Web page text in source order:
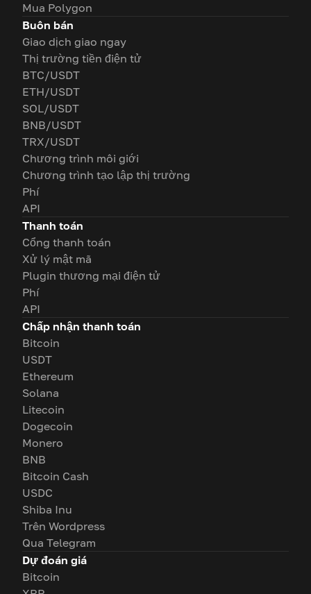
Mua Polygon
Buôn bán
Giao dịch giao ngay
Thị trường tiền điện tử
BTC/USDT
ETH/USDT
SOL/USDT
BNB/USDT
TRX/USDT
Chương trình môi giới
Chương trình tạo lập thị trường
Phí
API
Thanh toán
Cổng thanh toán
Xử lý mật mã
Plugin thương mại điện tử
Phí
API
Chấp nhận thanh toán
Bitcoin
USDT
Ethereum
Solana
Litecoin
Dogecoin
Monero
BNB
Bitcoin Cash
USDC
Shiba Inu
Trên Wordpress
Qua Telegram
Dự đoán giá
Bitcoin